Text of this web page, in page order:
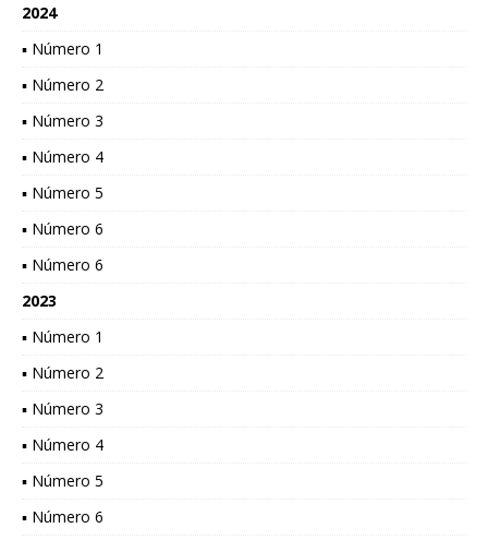
2024
▪ Número 1
▪ Número 2
▪ Número 3
▪ Número 4
▪ Número 5
▪ Número 6
▪ Número 6
2023
▪ Número 1
▪ Número 2
▪ Número 3
▪ Número 4
▪ Número 5
▪ Número 6